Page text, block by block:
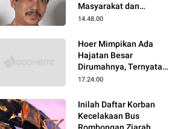
Masyarakat dan
Negara
14.48.00
Hoer Mimpikan Ada
Hajatan Besar
Dirumahnya, Ternyata
Anaknya Pulang Dalam
17.24.00
Inilah Daftar Korban
Kecelakaan Bus
Rombongan Ziarah